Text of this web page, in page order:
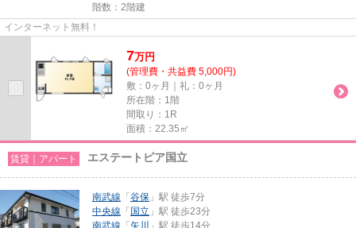
階数：2階建
インターネット無料！
7万円
(管理費・共益費 5,000円)
敷：0ヶ月｜礼：0ヶ月
所在階：1階
間取り：1R
面積：22.35㎡
賃貸｜アパート エステートピア国立
南武線 「 谷保 」駅 徒歩7分
中央線 「 国立 」駅 徒歩23分
南武線 「 矢川
」駅 徒歩14分